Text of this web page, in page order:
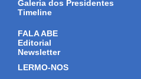
Galeria dos Presidentes
Timeline
FALA ABE
Editorial
Newsletter
LERMO-NOS